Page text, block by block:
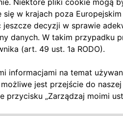
Części